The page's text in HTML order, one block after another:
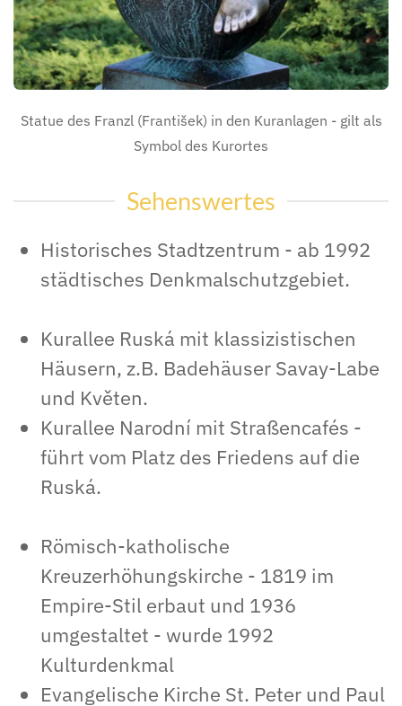
Statue des Franzl (František) in den Kuranlagen - gilt als
Symbol des Kurortes
Sehenswertes
Historisches Stadtzentrum - ab 1992
städtisches Denkmalschutzgebiet.
Kurallee Ruská mit klassizistischen
Häusern, z.B. Badehäuser Savay-Labe
und Květen.
Kurallee Narodní mit Straßencafés -
führt vom Platz des Friedens auf die
Ruská.
Römisch-katholische
Kreuzerhöhungskirche - 1819 im
Empire-Stil erbaut und 1936
umgestaltet - wurde 1992
Kulturdenkmal
Evangelische Kirche St. Peter und Paul